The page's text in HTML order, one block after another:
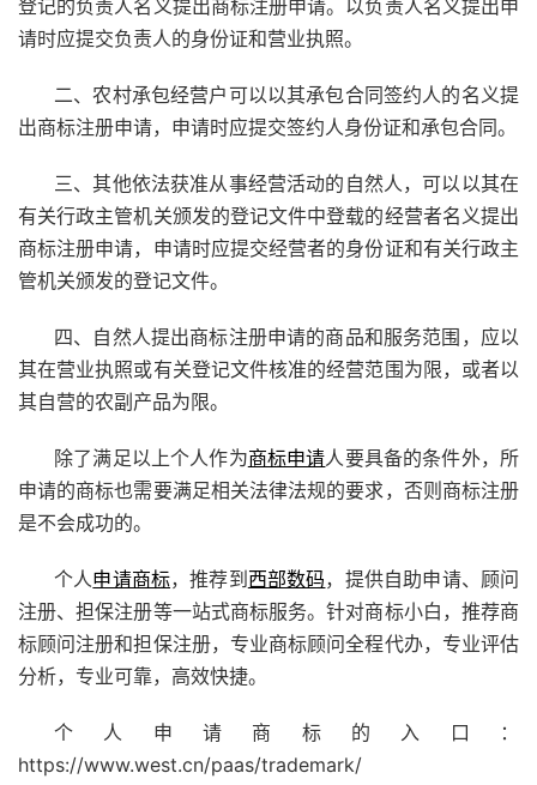
登记的负责人名义提出商标注册申请。以负责人名义提出申
请时应提交负责人的身份证和营业执照。
二、农村承包经营户可以以其承包合同签约人的名义提
出商标注册申请，申请时应提交签约人身份证和承包合同。
三、其他依法获准从事经营活动的自然人，可以以其在
有关行政主管机关颁发的登记文件中登载的经营者名义提出
商标注册申请，申请时应提交经营者的身份证和有关行政主
管机关颁发的登记文件。
四、自然人提出商标注册申请的商品和服务范围，应以
其在营业执照或有关登记文件核准的经营范围为限，或者以
其自营的农副产品为限。
除了满足以上个人作为商标申请人要具备的条件外，所
申请的商标也需要满足相关法律法规的要求，否则商标注册
是不会成功的。
个人申请商标，推荐到 西部数码，提供自助申请、顾问
注册、担保注册等一站式商标服务。针对商标小白，推荐商
标顾问注册和担保注册，专业商标顾问全程代办，专业评估
分析，专业可靠，高效快捷。
个人申请商标的入口：
https://www.west.cn/paas/trademark/